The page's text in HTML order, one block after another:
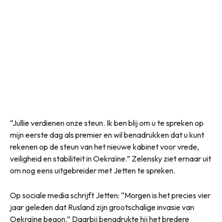
“Jullie verdienen onze steun. Ik ben blij om u te spreken op
mijn eerste dag als premier en wil benadrukken dat u kunt
rekenen op de steun van het nieuwe kabinet voor vrede,
veiligheid en stabiliteit in Oekraïne.” Zelensky ziet ernaar uit
om nog eens uitgebreider met Jetten te spreken.
Op sociale media schrijft Jetten: “Morgen is het precies vier
jaar geleden dat Rusland zijn grootschalige invasie van
Oekraïne begon.” Daarbij benadrukte hij het bredere